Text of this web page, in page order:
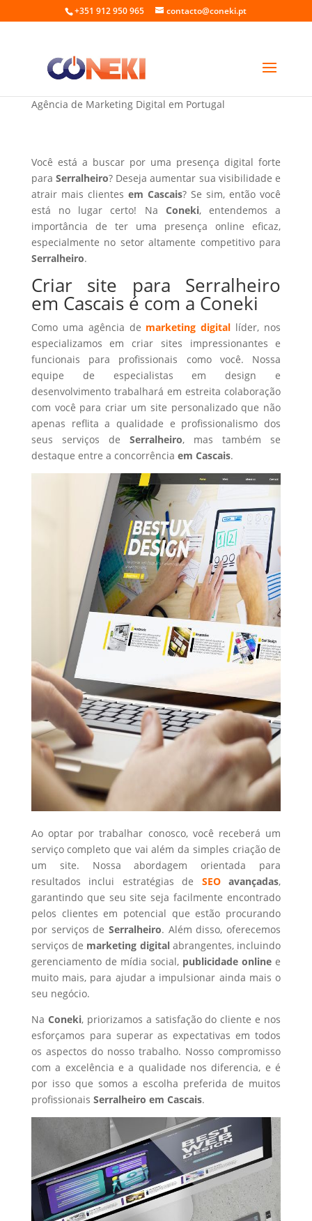
+351 912 950 965 contacto@coneki.pt
Criar site para Serralheiro em Cascais
Agência de Marketing Digital em Portugal
Você está a buscar por uma presença digital forte
paraSerralheiro? Deseja aumentar sua visibilidade e
atrair mais clientes em Cascais? Se sim, então você
está no lugar certo! Na Coneki, entendemos a
importância de ter uma presença online eficaz,
especialmente no setor altamente competitivo para
Serralheiro.
Criar site para Serralheiro
em Cascais é com a Coneki
Como uma agência de marketing digital líder, nos
especializamos em criar sites impressionantes e
funcionais para profissionais como você. Nossa
equipe de especialistas em design e
desenvolvimento trabalhará em estreita colaboração
com você para criar um site personalizado que não
apenas reflita a qualidade e profissionalismo dos
seus serviços de Serralheiro, mas também se
destaque entre a concorrência em Cascais.
Ao optar por trabalhar conosco, você receberá um
serviço completo que vai além da simples criação de
um site. Nossa abordagem orientada para
resultados inclui estratégias de SEOavançadas,
garantindo que seu site seja facilmente encontrado
pelos clientes em potencial que estão procurando
por serviços de Serralheiro. Além disso, oferecemos
serviços de marketing digital abrangentes, incluindo
gerenciamento de mídia social, publicidade online e
muito mais, para ajudar a impulsionar ainda mais o
seu negócio.
Na Coneki, priorizamos a satisfação do cliente e nos
esforçamos para superar as expectativas em todos
os aspectos do nosso trabalho. Nosso compromisso
com a excelência e a qualidade nos diferencia, e é
por isso que somos a escolha preferida de muitos
profissionais Serralheiro em Cascais.